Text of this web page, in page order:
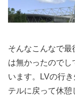
そんなこんなで最
は無かったのでし
います。LVの行
テルに戻って休憩